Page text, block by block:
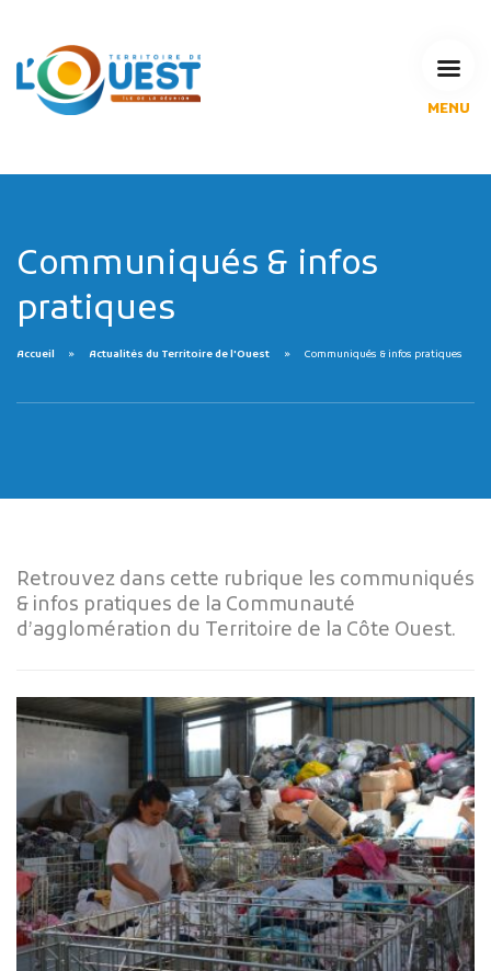
MENU
Marchés publics
Projets financés par l'Europe
Plans d'accès
Communiqués & infos
pratiques
Accueil Actualités du Territoire de l'Ouest Communiqués & infos pratiques
Retrouvez dans cette rubrique les communiqués
& infos pratiques de la Communauté
d’agglomération du Territoire de la Côte Ouest.